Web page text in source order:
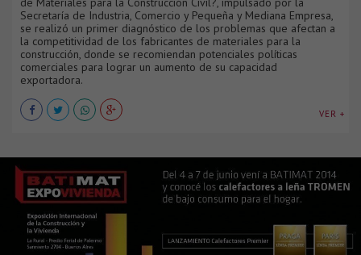
Secretaría de Industria, Comercio y Pequeña y Mediana Empresa,
se realizó un primer diagnóstico de los problemas que afectan a
la competitividad de los fabricantes de materiales para la
construcción, donde se recomiendan potenciales políticas
comerciales para lograr un aumento de su capacidad
exportadora.
VER +